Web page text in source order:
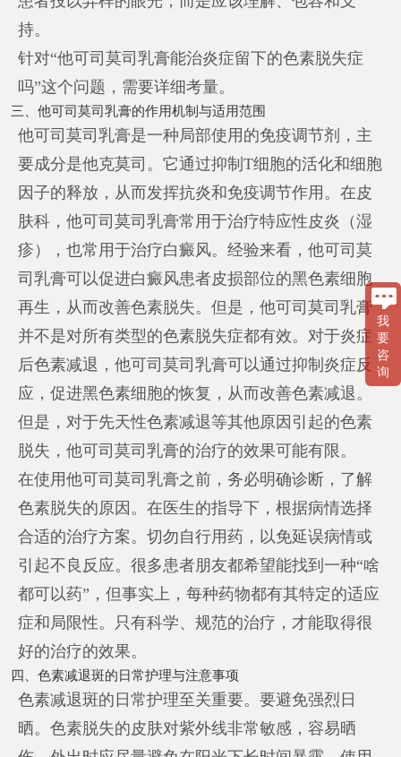
持。
针对“他可司莫司乳膏能治炎症留下的色素脱失症
吗”这个问题，需要详细考量。
三、他可司莫司乳膏的作用机制与适用范围
他可司莫司乳膏是一种局部使用的免疫调节剂，主
要成分是他克莫司。它通过抑制T细胞的活化和细胞
因子的释放，从而发挥抗炎和免疫调节作用。在皮
肤科，他可司莫司乳膏常用于治疗特应性皮炎（湿
疹），也常用于治疗白癜风。经验来看，他可司莫
司乳膏可以促进白癜风患者皮损部位的黑色素细胞
再生，从而改善色素脱失。但是，他可司莫司乳膏
并不是对所有类型的色素脱失症都有效。对于炎症
后色素减退，他可司莫司乳膏可以通过抑制炎症反
应，促进黑色素细胞的恢复，从而改善色素减退。
但是，对于先天性色素减退等其他原因引起的色素
脱失，他可司莫司乳膏的治疗的效果可能有限。
在使用他可司莫司乳膏之前，务必明确诊断，了解
色素脱失的原因。在医生的指导下，根据病情选择
合适的治疗方案。切勿自行用药，以免延误病情或
引起不良反应。很多患者朋友都希望能找到一种“啥
都可以药”，但事实上，每种药物都有其特定的适应
症和局限性。只有科学、规范的治疗，才能取得很
好的治疗的效果。
四、色素减退斑的日常护理与注意事项
色素减退斑的日常护理至关重要。要避免强烈日
晒。色素脱失的皮肤对紫外线非常敏感，容易晒
我
要
咨
询